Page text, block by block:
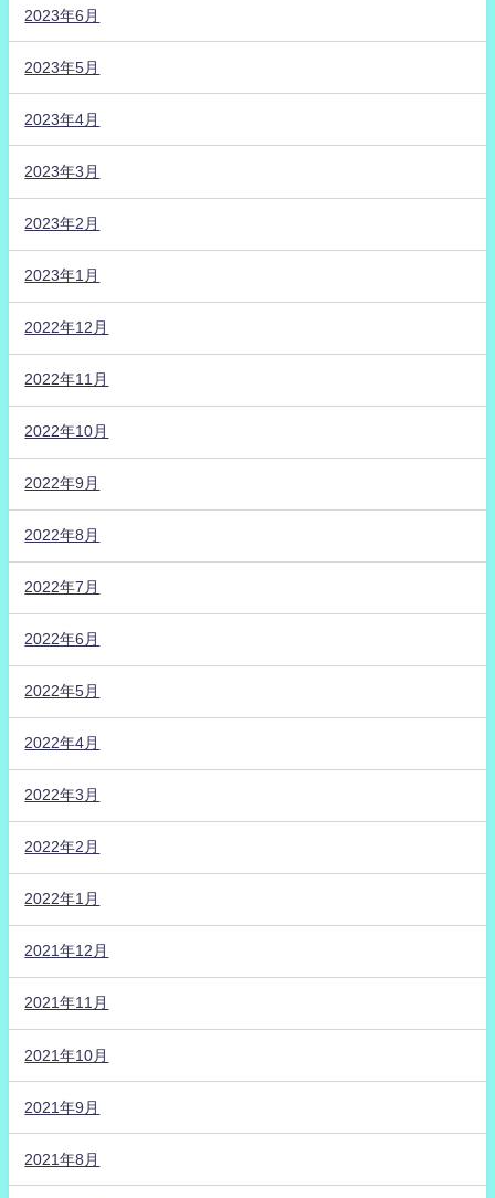
2023年6月
2023年5月
2023年4月
2023年3月
2023年2月
2023年1月
2022年12月
2022年11月
2022年10月
2022年9月
2022年8月
2022年7月
2022年6月
2022年5月
2022年4月
2022年3月
2022年2月
2022年1月
2021年12月
2021年11月
2021年10月
2021年9月
2021年8月